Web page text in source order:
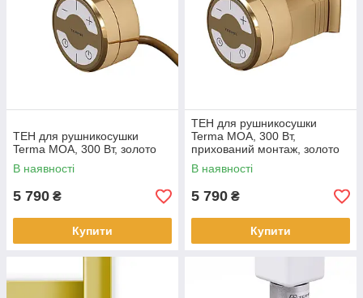
ТЕН для рушникосушки
Terma MOA, 300 Вт, золото
В наявності
5 790 ₴
Купити
ТЕН для рушникосушки
Terma MOA, 300 Вт,
прихований монтаж, золото
В наявності
5 790 ₴
Купити